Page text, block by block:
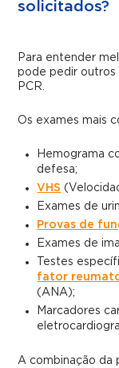
solicitados?
Para entender
pode pedir
PCR.
Os exames mais
Hemograma
defesa;
VHS
Exames de
Provas de
Exames de
Testes
fator
(ANA);
Marcadores
A combinação da